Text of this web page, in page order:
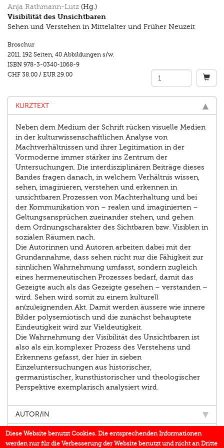
Anja Rathmann-Lutz (Hg.)
Visibilität des Unsichtbaren
Sehen und Verstehen in Mittelalter und Früher Neuzeit
Broschur
2011. 192 Seiten, 40 Abbildungen s/w.
ISBN 978-3-0340-1068-9
CHF 38.00 / EUR 29.00
KURZTEXT
Neben dem Medium der Schrift rücken visuelle Medien
in der kulturwissenschaftlichen Analyse von
Machtverhältnissen und ihrer Legitimation in der
Vormoderne immer stärker ins Zentrum der
Untersuchungen. Die interdisziplinären Beiträge dieses
Bandes fragen danach, in welchem Verhältnis wissen,
sehen, imaginieren, verstehen und erkennen in
unsichtbaren Prozessen von Machterhaltung und bei
der Kommunikation von – realen und imaginierten –
Geltungsansprüchen zueinander stehen, und gehen
dem Ordnungscharakter des Sichtbaren bzw. Visiblen in
sozialen Räumen nach.
Die Autorinnen und Autoren arbeiten dabei mit der
Grundannahme, dass sehen nicht nur die Fähigkeit zur
sinnlichen Wahrnehmung umfasst, sondern zugleich
eines hermeneutischen Prozesses bedarf, damit das
Gezeigte auch als das Gezeigte gesehen – verstanden –
wird. Sehen wird somit zu einem kulturell
an(zu)eignenden Akt. Damit werden äussere wie innere
Bilder polysemiotisch und die zunächst behauptete
Eindeutigkeit wird zur Vieldeutigkeit.
Die Wahrnehmung der Visibilität des Unsichtbaren ist
also als ein komplexer Prozess des Verstehens und
Erkennens gefasst, der hier in sieben
Einzeluntersuchungen aus historischer,
germanistischer, kunsthistorischer und theo­logischer
Perspektive exemplarisch analysiert wird.
AUTOR/IN
EINBLICK
Diese Website benutzt Cookies. Die entsprechenden Informationen
werden nur für die Verbesserung der Website benutzt und nicht an Dritte